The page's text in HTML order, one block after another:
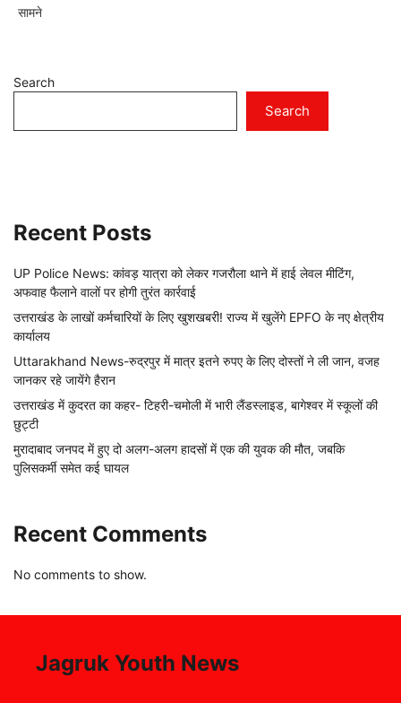
सामने
Search
Search
Recent Posts
UP Police News: कांवड़ यात्रा को लेकर गजरौला थाने में हाई लेवल मीटिंग,
अफवाह फैलाने वालों पर होगी तुरंत कार्रवाई
उत्तराखंड के लाखों कर्मचारियों के लिए खुशखबरी! राज्य में खुलेंगे EPFO के नए क्षेत्रीय
कार्यालय
Uttarakhand News-रुद्रपुर में मात्र इतने रुपए के लिए दोस्तों ने ली जान, वजह
जानकर रहे जायेंगे हैरान
उत्तराखंड में कुदरत का कहर- टिहरी-चमोली में भारी लैंडस्लाइड, बागेश्वर में स्कूलों की
छुट्टी
मुरादाबाद जनपद में हुए दो अलग-अलग हादसों में एक की युवक की मौत, जबकि
पुलिसकर्मी समेत कई घायल
Recent Comments
No comments to show.
Jagruk Youth News